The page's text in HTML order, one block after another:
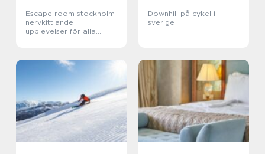
Escape room stockholm
nervkittlande
upplevelser för alla
Downhill på cykel i
sverige